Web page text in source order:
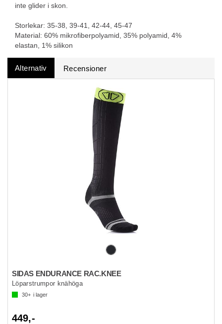
inte glider i skon.
Storlekar: 35-38, 39-41, 42-44, 45-47
Material: 60% mikrofiberpolyamid, 35% polyamid, 4%
elastan, 1% silikon
Alternativ Recensioner
SIDAS ENDURANCE RAC.KNEE
Löparstrumpor knähöga
30+ i lager
449,-